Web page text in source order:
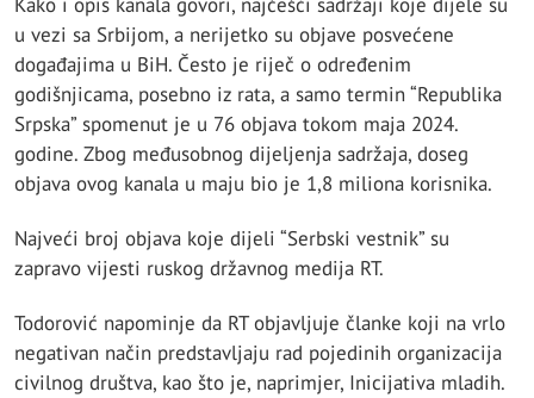
u vezi sa Srbijom, a nerijetko su objave posvećene
događajima u BiH. Često je riječ o određenim
godišnjicama, posebno iz rata, a samo termin “Republika
Srpska” spomenut je u 76 objava tokom maja 2024.
godine. Zbog međusobnog dijeljenja sadržaja, doseg
objava ovog kanala u maju bio je 1,8 miliona korisnika.
Najveći broj objava koje dijeli “Serbski vestnik” su
zapravo vijesti ruskog državnog medija RT.
Todorović napominje da RT objavljuje članke koji na vrlo
negativan način predstavljaju rad pojedinih organizacija
civilnog društva, kao što je, naprimjer, Inicijativa mladih.